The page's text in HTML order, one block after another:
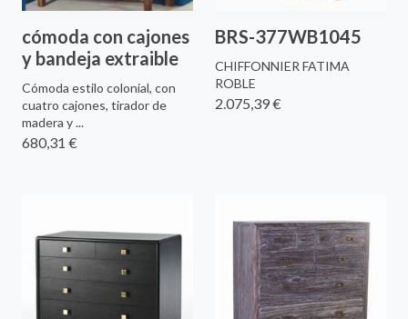
cómoda con cajones
y bandeja extraible
Cómoda estilo colonial, con
cuatro cajones, tirador de
madera y ...
680,31 €
BRS-377WB1045
CHIFFONNIER FATIMA
ROBLE
2.075,39 €